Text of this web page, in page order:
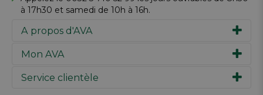
A propos d'AVA
Notre histoire
Travailler chez AVA
Mon AVA
Inspiration
Service clientèle
à 17h30 et samedi de 10h à 16h.